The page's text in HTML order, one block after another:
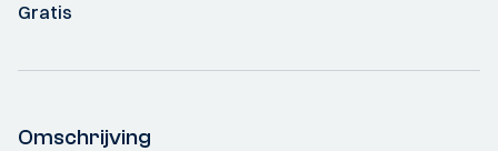
Gratis
Omschrijving